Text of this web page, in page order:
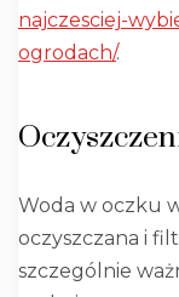
najczesciej-
ogrodach/.
Woda w oczku
oczyszczana i
szczególnie